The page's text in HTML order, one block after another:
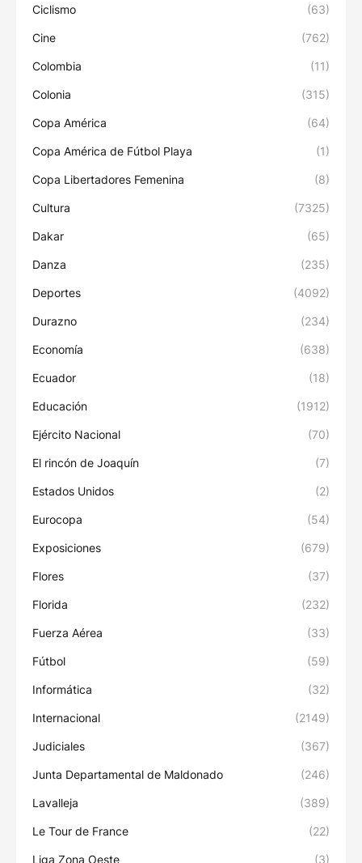
Ciclismo (63)
Cine (762)
Colombia (11)
Colonia (315)
Copa América (64)
Copa América de Fútbol Playa (1)
Copa Libertadores Femenina (8)
Cultura (7325)
Dakar (65)
Danza (235)
Deportes (4092)
Durazno (234)
Economía (638)
Ecuador (18)
Educación (1912)
Ejército Nacional (70)
El rincón de Joaquín (7)
Estados Unidos (2)
Eurocopa (54)
Exposiciones (679)
Flores (37)
Florida (232)
Fuerza Aérea (33)
Fútbol (59)
Informática (32)
Internacional (2149)
Judiciales (367)
Junta Departamental de Maldonado (246)
Lavalleja (389)
Le Tour de France (22)
Liga Zona Oeste (3)